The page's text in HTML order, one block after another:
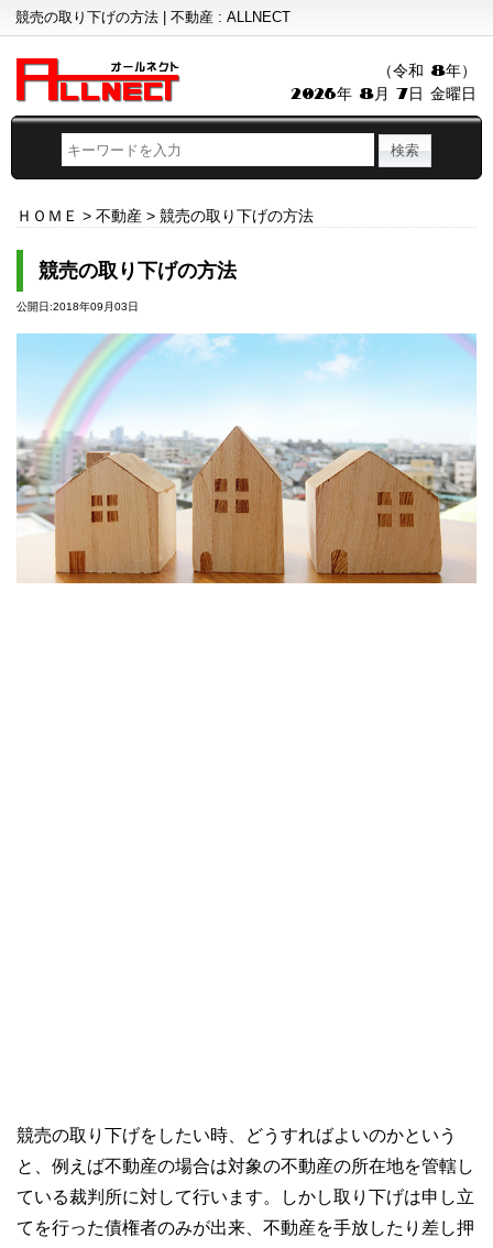
競売の取り下げの方法 | 不動産 : ALLNECT
（令和 8年）
2026年 8月 7日 金曜日
ＨＯＭＥ > 不動産 > 競売の取り下げの方法
競売の取り下げの方法
公開日:2018年09月03日
競売の取り下げをしたい時、どうすればよいのかという
と、例えば不動産の場合は対象の不動産の所在地を管轄し
ている裁判所に対して行います。しかし取り下げは申し立
てを行った債権者のみが出来、不動産を手放したり差し押